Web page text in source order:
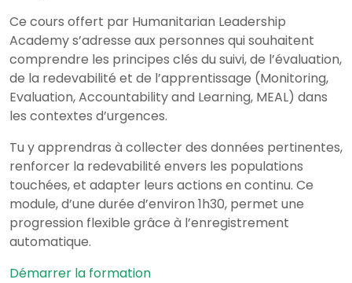
Ce cours offert par Humanitarian Leadership
Academy s’adresse aux personnes qui souhaitent
comprendre les principes clés du suivi, de l’évaluation,
de la redevabilité et de l’apprentissage (Monitoring,
Evaluation, Accountability and Learning, MEAL) dans
les contextes d’urgences.
Tu y apprendras à collecter des données pertinentes,
renforcer la redevabilité envers les populations
touchées, et adapter leurs actions en continu. Ce
module, d’une durée d’environ 1h30, permet une
progression flexible grâce à l’enregistrement
automatique.
Démarrer la formation